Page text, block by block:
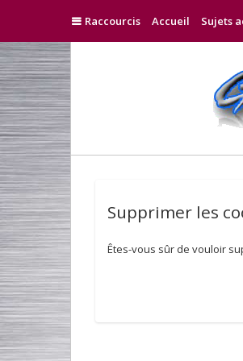
Raccourcis Accueil Sujets
Supprimer les
Êtes-vous sûr de vouloir